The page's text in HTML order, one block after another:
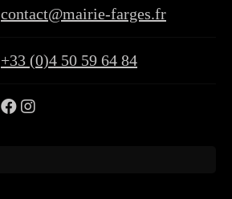
contact@mairie-farges.fr
+33 (0)4 50 59 64 84